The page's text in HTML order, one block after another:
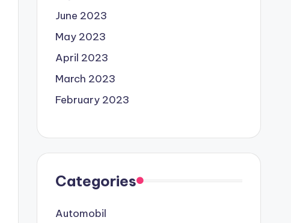
June 2023
May 2023
April 2023
March 2023
February 2023
Categories
Automobil